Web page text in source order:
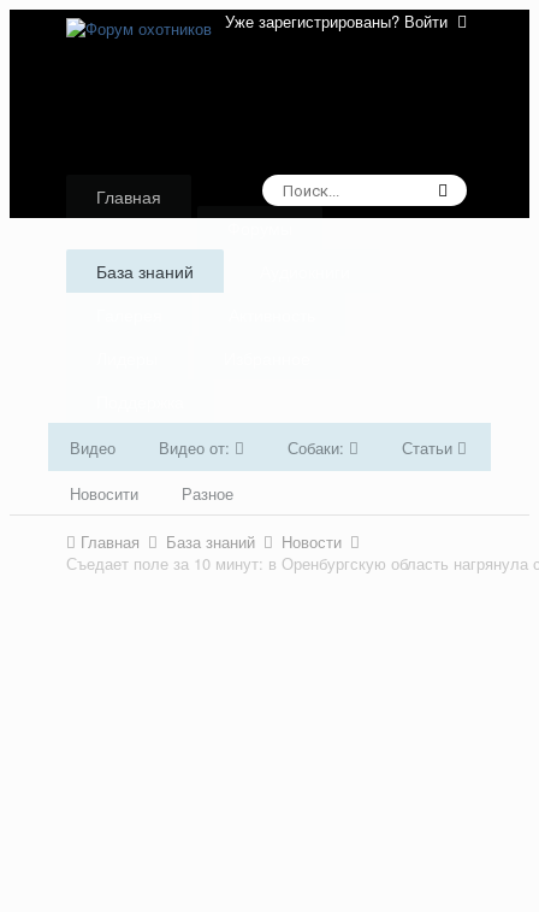
Уже зарегистрированы? Войти
Главная
База знаний
Видео Видео от: Собаки:
Статьи
Новосити
Разное
Главная База знаний Новости